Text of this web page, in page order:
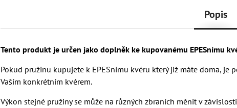
Popis
Tento produkt je určen jako doplněk ke kupovanému EPESnímu
Pokud pružinu kupujete k EPESnímu kvéru který již máte doma,
Vaším konkrétním kvérem.
Výkon stejné pružiny se může na různých zbraních měnit v